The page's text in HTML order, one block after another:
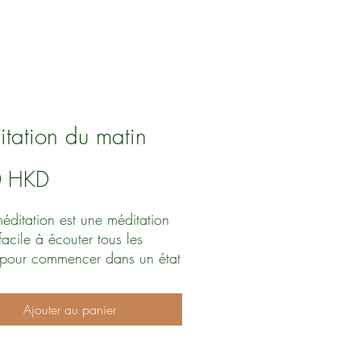
du matin
est une méditation
à écouter tous les
commencer dans un état
💕🌈🌼
la tous les jours si vous le
Ajouter au panier